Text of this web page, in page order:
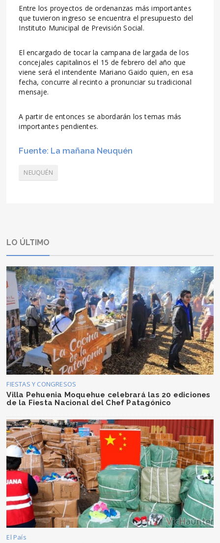
Entre los proyectos de ordenanzas más importantes
que tuvieron ingreso se encuentra el presupuesto del
Instituto Municipal de Previsión Social.
El encargado de tocar la campana de largada de los
concejales capitalinos el 15 de febrero del año que
viene será el intendente Mariano Gaido quien, en esa
fecha, concurre al recinto a pronunciar su tradicional
mensaje.
A partir de entonces se abordarán los temas más
importantes pendientes.
Fuente: La mañana Neuquén
NEUQUÉN
LO ÚLTIMO
FIESTAS Y CONGRESOS
Villa Pehuenia Moquehue celebrará las 20 ediciones
de la Fiesta Nacional del Chef Patagónico
El País